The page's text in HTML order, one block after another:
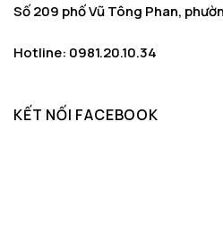
Số 209 phố Vũ Tông Phan,
Hotline: 0981.20.10.34
KẾT NỐI FACEBOOK